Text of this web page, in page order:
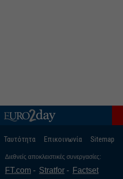
Ταυτότητα Επικοινωνία Sitemap
Διεθνείς αποκλειστικές συνεργασίες:
FT.com Stratfor Factset